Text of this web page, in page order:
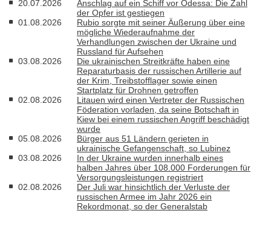
20.07.2026
Anschlag auf ein Schiff vor Odessa: Die Zahl
der Opfer ist gestiegen
01.08.2026
Rubio sorgte mit seiner Äußerung über eine
mögliche Wiederaufnahme der
Verhandlungen zwischen der Ukraine und
Russland für Aufsehen
03.08.2026
Die ukrainischen Streitkräfte haben eine
Reparaturbasis der russischen Artillerie auf
der Krim, Treibstofflager sowie einen
Startplatz für Drohnen getroffen
02.08.2026
Litauen wird einen Vertreter der Russischen
Föderation vorladen, da seine Botschaft in
Kiew bei einem russischen Angriff beschädigt
wurde
05.08.2026
Bürger aus 51 Ländern gerieten in
ukrainische Gefangenschaft, so Lubinez
03.08.2026
In der Ukraine wurden innerhalb eines
halben Jahres über 108.000 Forderungen für
Versorgungsleistungen registriert
02.08.2026
Der Juli war hinsichtlich der Verluste der
russischen Armee im Jahr 2026 ein
Rekordmonat, so der Generalstab